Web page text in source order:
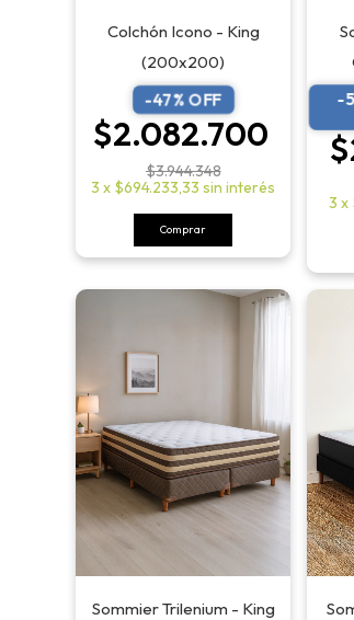
Colchón Icono - King
(200x200)
-47% OFF
$2.082.700
$3.944.348
3 x $694.233,33 sin interés
Comprar
-
3 x
Sommier Trilenium - King